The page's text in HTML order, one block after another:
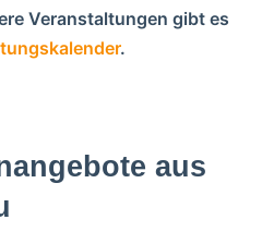
Veranstaltungen gibt es
.
aus